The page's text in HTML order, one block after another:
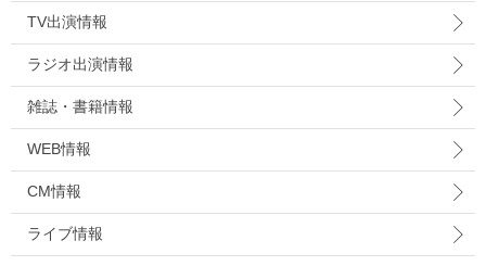
TV出演情報
ラジオ出演情報
雑誌・書籍情報
WEB情報
CM情報
ライブ情報